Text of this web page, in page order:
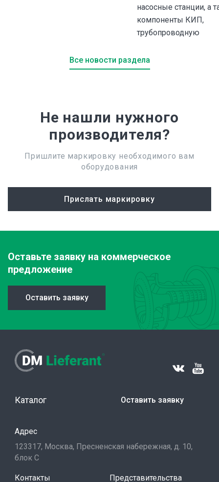
насосные станции, а
компоненты КИП,
трубопроводную
Все новости раздела
Не нашли нужного
производителя?
Пришлите маркировку необходимого вам
оборудования
Прислать маркировку
Оставьте заявку на коммерческое
предложение
Оставить заявку
Каталог Оставить заявку
Адрес
123317, Москва, Пресненская набережная, д. 10,
блок С
Контакты Представительства